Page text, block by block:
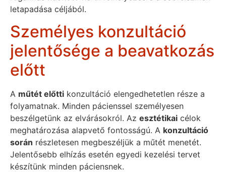
letapadása céljából.
Személyes konzultáció
jelentősége a beavatkozás
előtt
A műtét előtti konzultáció elengedhetetlen része a
folyamatnak. Minden pácienssel személyesen
beszélgetünk az elvárásokról. Az esztétikai célok
meghatározása alapvető fontosságú. A konzultáció
során részletesen megbeszéljük a műtét menetét.
Jelentősebb elhízás esetén egyedi kezelési tervet
készítünk minden páciensnek.